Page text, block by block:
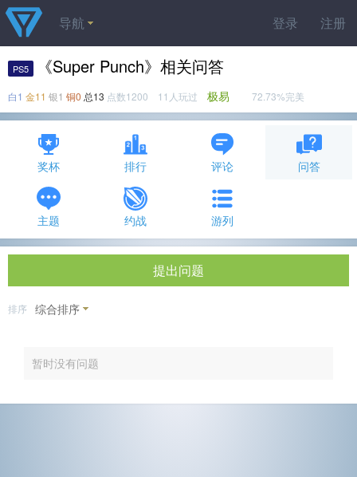
登录 注册
导航
PS5 《Super Punch》相关问答
白1 金11 银1 铜0 总13 点数1200 11人玩过 极易 72.73%完美
奖杯 排行 评论 问答
主题 约战 游列
提出问题
排序 综合排序
暂时没有问题